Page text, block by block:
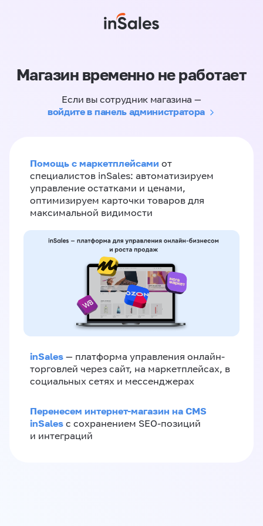
Магазин временно не работает
Если вы сотрудник магазина —
войдите в панель администратора
Помощь с маркетплейсами от
специалистов inSales: автоматизируем
управление остатками и ценами,
оптимизируем карточки товаров для
максимальной видимости
inSales — платформа управления онлайн-
торговлей через сайт, на маркетплейсах, в
социальных сетях и мессенджерах
Перенесем интернет-магазин на CMS
inSales с сохранением SEO-позиций
и интеграций